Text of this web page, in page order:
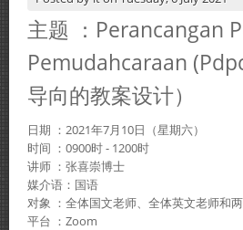
主题 ：Perancangan
Pemudahcaraan
导向的教案设计）
日期 ：2021年7月10日（星期六）
时间 ：0900时 - 1200时
讲师 ：张喜崇博士
媒介语：国语
对象 ：全体国文老师、全体英文老师和
平台 ：Zoom